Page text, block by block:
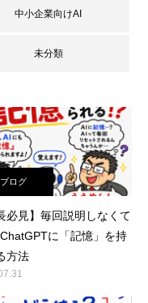
中小企業向けAI
未分類
ブログ
必見】毎回説明しなくて
に「記憶」を持
方法